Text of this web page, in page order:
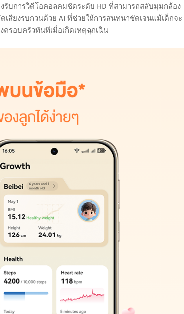
รับการวิดีโอคอลคมชัดระดับ HD ที่สามารถสลับมุมกล้อง
สียงรบกวนด้วย AI ที่ช่วยให้การสนทนาชัดเจนแม้เด็กจะ
รอบครัวทันทีเมื่อเกิดเหตุฉุกเฉิน